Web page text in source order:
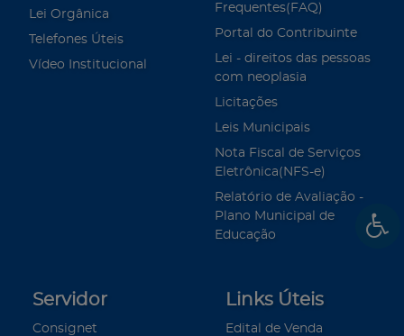
Lei Orgânica
Telefones Úteis
Vídeo Institucional
Frequentes(FAQ)
Portal do Contribuinte
Lei - direitos das pessoas
com neoplasia
Licitações
Leis Municipais
Nota Fiscal de Serviços
Eletrônica(NFS-e)
Relatório de Avaliação -
Plano Municipal de
Educação
Servidor
Consignet
Links Úteis
Edital de Venda